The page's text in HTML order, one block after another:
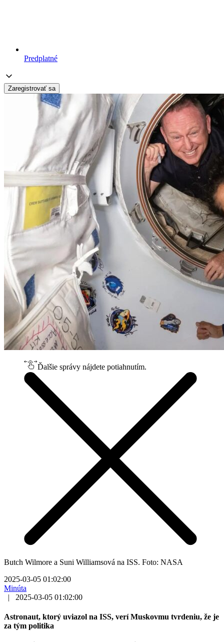
Predplatné
Zaregistrovať sa
Ďalšie správy nájdete potiahnutím.
Butch Wilmore a Suni Williamsová na ISS. Foto: NASA
2025-03-05 01:02:00
Minúta
|
2025-03-05 01:02:00
Astronaut, ktorý uviazol na ISS, verí Muskovmu tvrdeniu, že je
za tým politika